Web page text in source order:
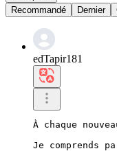
Recommandé
Dernier
edTapir181
À chaque
Je comprends